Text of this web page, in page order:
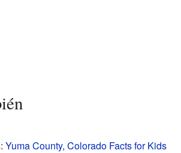
Yuma County, Colorado Facts for Kids